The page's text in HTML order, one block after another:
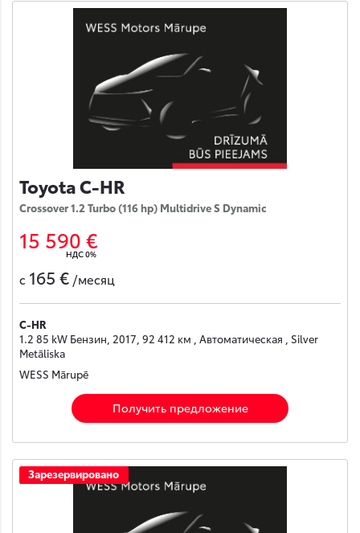
Toyota C-HR
Crossover 1.2 Turbo (116 hp) Multidrive S Dynamic
15 590 €
НДС 0%
с 165 € /месяц
C-HR
1.2 85 kW Бензин, 2017, 92 412 км , Автоматическая , Silver
Metāliska
WESS Mārupē
Получить предложение
Зарезервировано